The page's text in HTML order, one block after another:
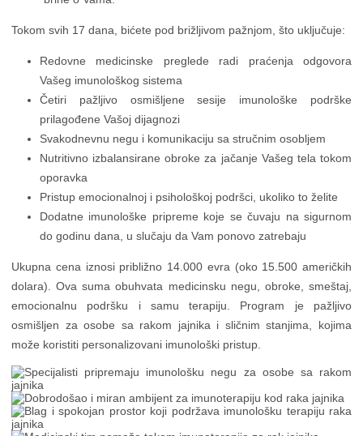
Tokom svih 17 dana, bićete pod brižljivom pažnjom, što uključuje:
Redovne medicinske preglede radi praćenja odgovora
Vašeg imunološkog sistema
Četiri pažljivo osmišljene sesije imunološke podrške
prilagođene Vašoj dijagnozi
Svakodnevnu negu i komunikaciju sa stručnim osobljem
Nutritivno izbalansirane obroke za jačanje Vašeg tela tokom
oporavka
Pristup emocionalnoj i psihološkoj podršci, ukoliko to želite
Dodatne imunološke pripreme koje se čuvaju na sigurnom
do godinu dana, u slučaju da Vam ponovo zatrebaju
Ukupna cena iznosi približno 14.000 evra (oko 15.500 američkih
dolara). Ova suma obuhvata medicinsku negu, obroke, smeštaj,
emocionalnu podršku i samu terapiju. Program je pažljivo
osmišljen za osobe sa rakom jajnika i sličnim stanjima, kojima
može koristiti personalizovani imunološki pristup.